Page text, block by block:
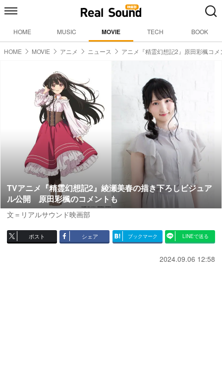
HOME MUSIC MOVIE TECH BOOK
HOME MOVIE アニメ ニュース アニメ『精霊幻想記2』原田彩楓コメ
TVアニメ『精霊幻想記2』綾瀬美春の描き下ろしビジュア
ル公開 原田彩楓のコメントも
文＝リアルサウンド映画部
ポスト シェア ブックマーク LINEで送る
2024.09.06 12:58